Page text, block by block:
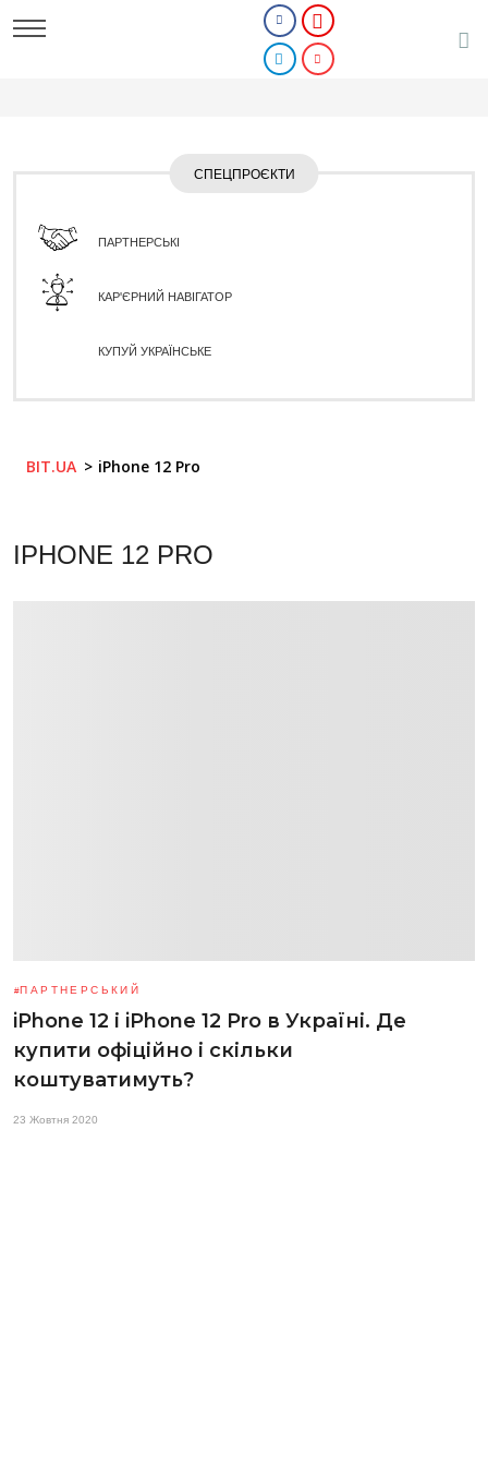
СПЕЦПРОЄКТИ
ПАРТНЕРСЬКІ
КАР'ЄРНИЙ НАВІГАТОР
КУПУЙ УКРАЇНСЬКЕ
BIT.UA iPhone 12 Pro
IPHONE 12 PRO
ПАРТНЕРСЬКИЙ
iPhone 12 і iPhone 12 Pro в Україні. Де
купити офіційно і скільки
коштуватимуть?
23 Жовтня 2020